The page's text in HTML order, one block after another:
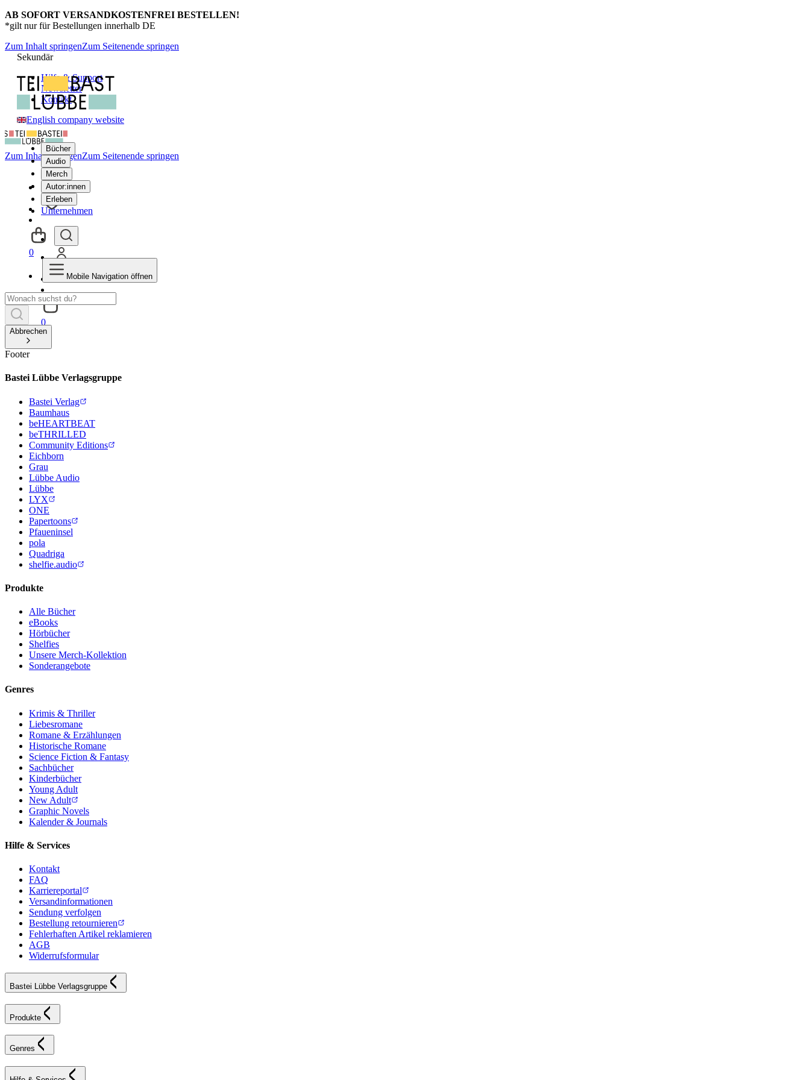
AB SOFORT VERSANDKOSTENFREI BESTELLEN!
*gilt nur für Bestellungen innerhalb DE
Zum Inhalt springenZum Seitenende springen
Sekundär
Hilfe & Support
Newsletter
Kontakt
English company website
Bücher
Audio
Merch
Autor:innen
Erleben
Unternehmen
0
Zum Inhalt springenZum Seitenende springen
0
Mobile Navigation öffnen
Abbrechen
Footer
Bastei Lübbe Verlagsgruppe
Bastei Verlag
Baumhaus
beHEARTBEAT
beTHRILLED
Community Editions
Eichborn
Grau
Lübbe Audio
Lübbe
LYX
ONE
Papertoons
Pfaueninsel
pola
Quadriga
shelfie.audio
Produkte
Alle Bücher
eBooks
Hörbücher
Shelfies
Unsere Merch-Kollektion
Sonderangebote
Genres
Krimis & Thriller
Liebesromane
Romane & Erzählungen
Historische Romane
Science Fiction & Fantasy
Sachbücher
Kinderbücher
Young Adult
New Adult
Graphic Novels
Kalender & Journals
Hilfe & Services
Kontakt
FAQ
Karriereportal
Versandinformationen
Sendung verfolgen
Bestellung retournieren
Fehlerhaften Artikel reklamieren
AGB
Widerrufsformular
Bastei Lübbe Verlagsgruppe
Produkte
Genres